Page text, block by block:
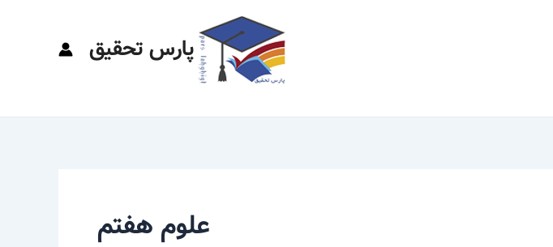
پارس تحقیق
علوم هفتم